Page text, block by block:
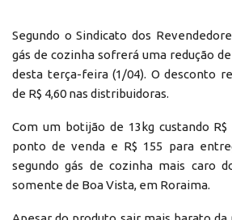
Segundo o Sindicato dos
gás de cozinha sofrerá uma redução
desta terça-feira (1/04). O desconto
de R$ 4,60 nas distribuidoras.
Com um botijão de 13kg custando
ponto de venda e R$ 155 para
segundo gás de cozinha mais caro
somente de Boa Vista, em Roraima.